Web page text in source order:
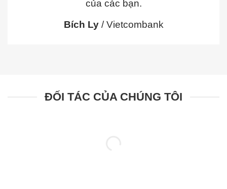
của các bạn.
Bích Ly /Vietcombank
ĐỐI TÁC CỦA CHÚNG TÔI